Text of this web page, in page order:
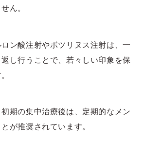
ん。
ン酸注射やボツリヌス注射は、一
し行うことで、若々しい印象を保
期の集中治療後は、定期的なメン
が推奨されています。